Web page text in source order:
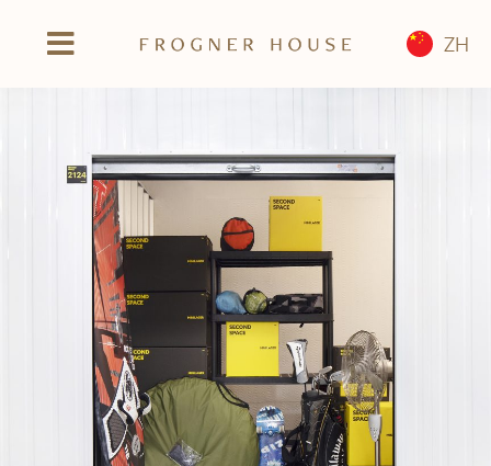
切
航
报到
我们的公寓式酒店
客房和公寓
常见问题
ZH